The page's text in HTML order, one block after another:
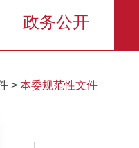
政务公开
> 本委规范性文件